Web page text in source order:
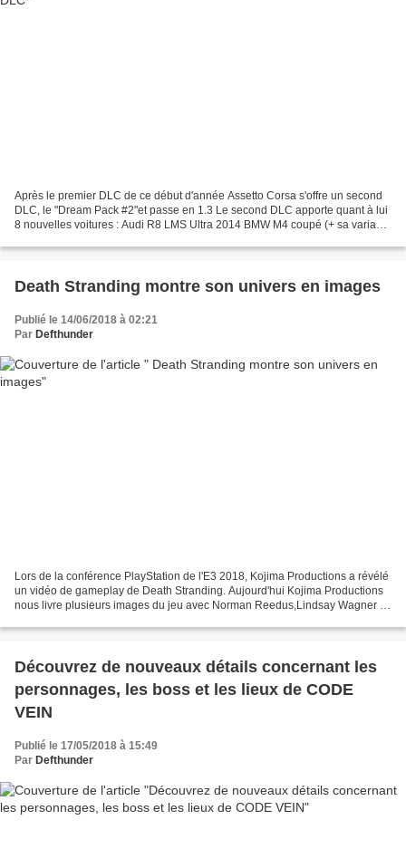
Après le premier DLC de ce début d'année Assetto Corsa s'offre un second
DLC, le "Dream Pack #2"et passe en 1.3 Le second DLC apporte quant à lui
8 nouvelles voitures : Audi R8 LMS Ultra 2014 BMW M4 coupé (+ sa variante
Death Stranding montre son univers en images
Publié le 14/06/2018 à 02:21
Par Defthunder
Lors de la conférence PlayStation de l'E3 2018, Kojima Productions a révélé
un vidéo de gameplay de Death Stranding. Aujourd'hui Kojima Productions
nous livre plusieurs images du jeu avec Norman Reedus,Lindsay Wagner et
Découvrez de nouveaux détails concernant les
personnages, les boss et les lieux de CODE
VEIN
Publié le 17/05/2018 à 15:49
Par Defthunder